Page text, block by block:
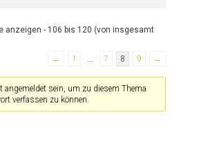
anzeigen - 106 bis 120 (von insgesamt
←
1 7 8 9 →
angemeldet sein, um zu diesem Thema
verfassen zu können.